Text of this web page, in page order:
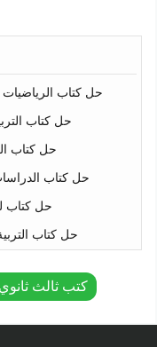
حل كتاب الرياضيات
حل كتاب
حل كتاب
حل كتاب الدراسات
حل كتاب
حل كتاب التربية
كتب ثالث